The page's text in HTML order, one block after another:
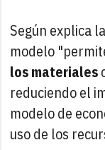
Según explica
modelo
los materiales
reduciendo el
modelo de
uso de los